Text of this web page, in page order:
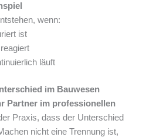
wenn:
ist
läuft
im Bauwesen
Partner im professionellen
Praxis, dass der Unterschied
nicht eine Trennung ist,